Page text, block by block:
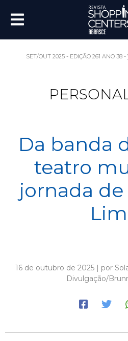
SET/OUT 2025 - EDIÇÃO 261 ANO 38 -
Da banda
teatro
jornada
16 de outubro de 2025 | por
Divulgação/